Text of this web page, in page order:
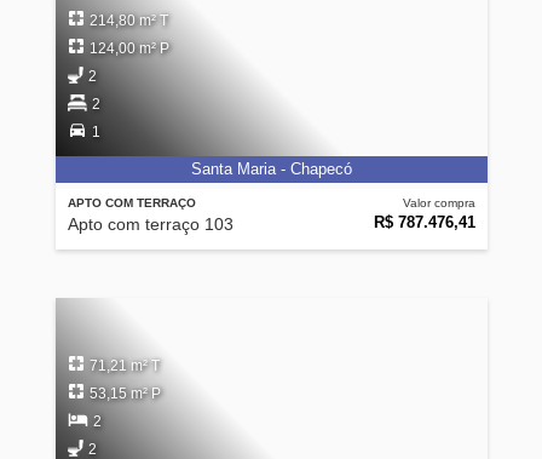
APTO COM TERRAÇO
Apto com terraço 103
Valor compra
R$ 787.476,41
214,80 m² T
124,00 m² P
2
2
1
Santa Maria - Chapecó
71,21 m² T
53,15 m² P
2
2